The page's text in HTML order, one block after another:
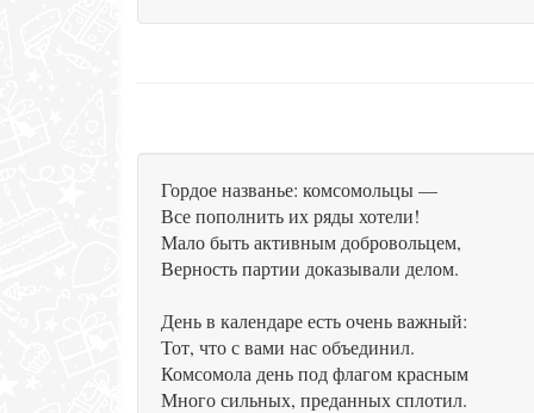
Гордое названье: комсомольцы —
Все пополнить их ряды хотели!
Мало быть активным добровольцем,
Верность партии доказывали делом.
День в календаре есть очень важный:
Тот, что с вами нас объединил.
Комсомола день под флагом красным
Много сильных, преданных сплотил.